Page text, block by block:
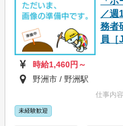
／週
務者
員［
時給1,460円～
野洲市 / 野洲駅
仕事内
未経験歓迎